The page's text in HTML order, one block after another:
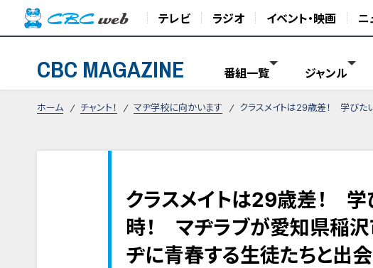
テレビ ラジオ イベント・映画 ニ
CBC MAGAZINE 番組一覧 ジャンル
ホーム チャント！ マヂ学校に向かいます クラスメイトは29歳差！ 学びた
クラスメイトは29歳差！
時！ マヂラブが愛知県稲沢
ヂに青春する生徒たちと出会